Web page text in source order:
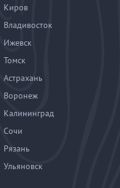
Киров
Владивосток
Ижевск
Томск
Астрахань
Воронеж
Калининград
Сочи
Рязань
Ульяновск